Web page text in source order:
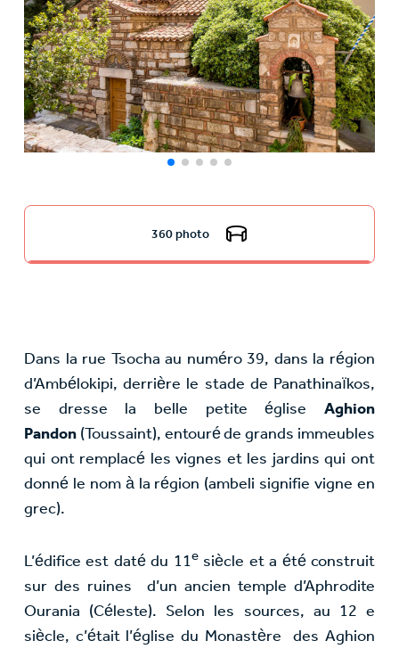
360 photo
Dans la rue Tsocha au numéro 39, dans la région
d’Ambélokipi, derrière le stade de Panathinaïkos,
se dresse la belle petite église Aghion
Pandon (Toussaint), entouré de grands immeubles
qui ont remplacé les vignes et les jardins qui ont
donné le nom à la région (ambeli signifie vigne en
grec).
L’édifice est daté du 11esiècle et a été construit
sur des ruines d’un ancien temple d’Aphrodite
Ourania (Céleste). Selon les sources, au 12 e
siècle, c’était l’église du Monastère des Aghion